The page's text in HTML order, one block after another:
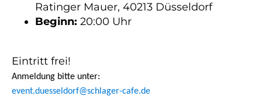
Ratinger Mauer, 40213 Düsseldorf
Beginn: 20:00 Uhr
Eintritt frei!
Anmeldung bitte unter:
event.duesseldorf@schlager-cafe.de